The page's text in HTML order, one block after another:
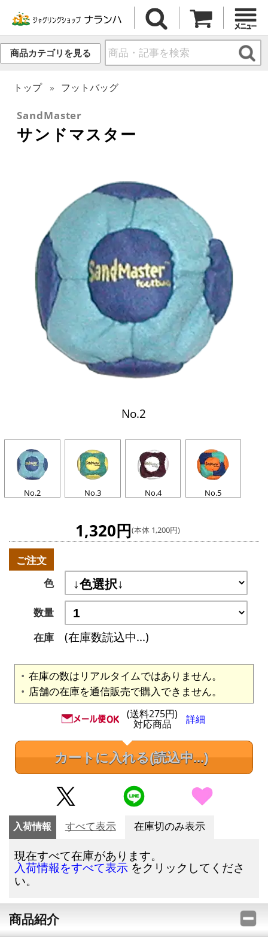
商品カテゴリを見る
トップ フットバッグ
SandMaster
サンドマスター
No.2
No.2 No.3 No.4 No.5
1,320円(本体 1,200円)
ご注文
色
数量
在庫
(在庫数読込中...)
在庫の数はリアルタイムではありません。
店舗の在庫を通信販売で購入できません。
(送料275円)
対応商品 詳細
カートに入れる(読込中...)
入荷情報 すべて表示 在庫切のみ表示
現在すべて在庫があります。
入荷情報をすべて表示 をクリックしてくださ
い。
商品紹介